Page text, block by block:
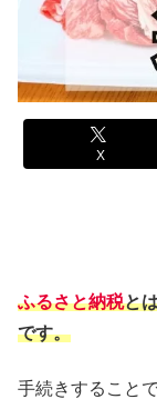
X
ふるさと納税と
です。
手続きすることで